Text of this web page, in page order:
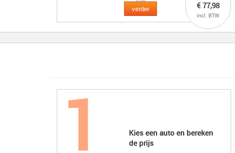
€ 77,98
incl. BTW
verder
Kies een auto en bereken
de prijs